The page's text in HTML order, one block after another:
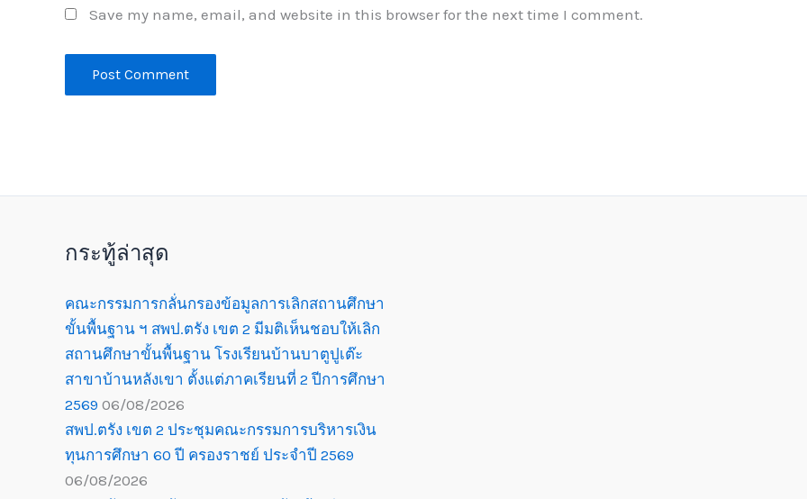
Save my name, email, and website in this browser for the next time I comment.
กระทู้ล่าสุด
คณะกรรมการกลั่นกรองข้อมูลการเลิกสถานศึกษา
ขั้นพื้นฐาน ฯ สพป.ตรัง เขต 2 มีมติเห็นชอบให้เลิก
สถานศึกษาขั้นพื้นฐาน โรงเรียนบ้านบาตูปูเต๊ะ
สาขาบ้านหลังเขา ตั้งแต่ภาคเรียนที่ 2 ปีการศึกษา
2569 06/08/2026
สพป.ตรัง เขต 2 ประชุมคณะกรรมการบริหารเงิน
ทุนการศึกษา 60 ปี ครองราชย์ ประจำปี 2569
06/08/2026